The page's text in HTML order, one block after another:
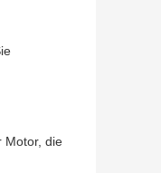
Motor, die